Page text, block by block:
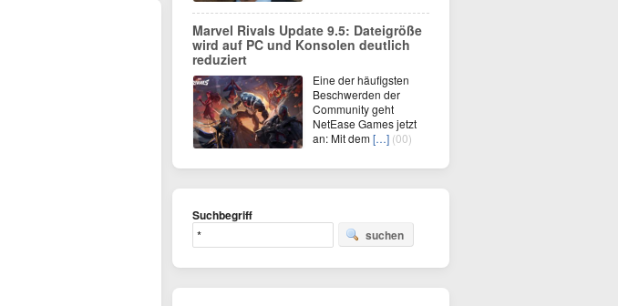
Marvel Rivals Update 9.5: Dateigröße
wird auf PC und Konsolen deutlich
reduziert
Eine der häufigsten
Beschwerden der
Community geht
NetEase Games jetzt
an: Mit dem[…] (00)
Suchbegriff
suchen